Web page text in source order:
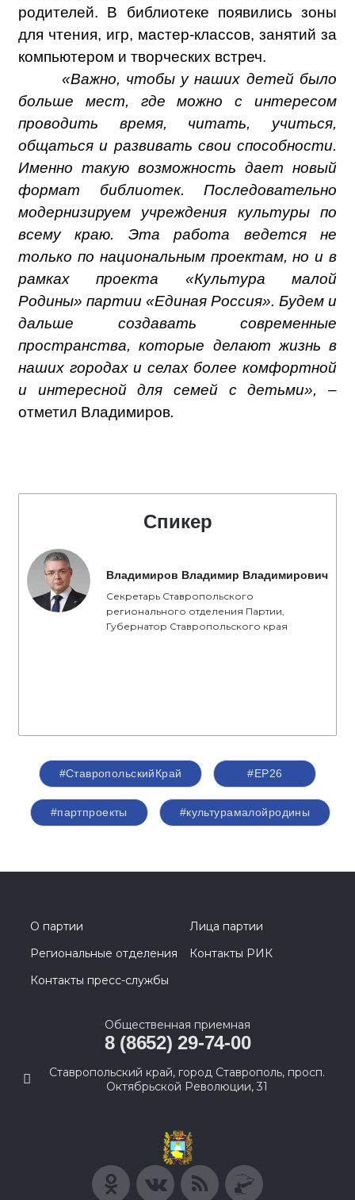
родителей. В библиотеке появились зоны
для чтения, игр, мастер-классов, занятий за
компьютером и творческих встреч.
«Важно, чтобы у наших детей было
больше мест, где можно с интересом
проводить время, читать, учиться,
общаться и развивать свои способности.
Именно такую возможность дает новый
формат библиотек. Последовательно
модернизируем учреждения культуры по
всему краю. Эта работа ведется не
только по национальным проектам, но и в
рамках проекта «Культура малой
Родины» партии «Единая Россия». Будем и
дальше создавать современные
пространства, которые делают жизнь в
наших городах и селах более комфортной
и интересной для семей с детьми», –
отметил Владимиров.
Спикер
Владимиров Владимир Владимирович
Секретарь Ставропольского
регионального отделения Партии,
Губернатор Ставропольского края
#СтавропольскийКрай #ЕР26
#партпроекты #культурамалойродины
О партии
Лица партии
Региональные отделения
Контакты РИК
Контакты пресс-службы
Общественная приемная
8 (8652) 29-74-00
Ставропольский край, город Ставрополь, просп.
Октябрьской Революции, 31